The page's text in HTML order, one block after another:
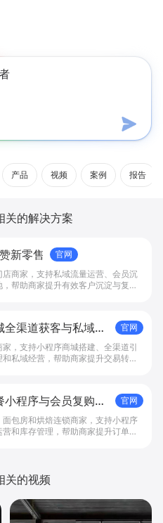
产品 视频 案例 报告
关的解决方案
新零售
官网
商家，支持私域流量运营、会员沉
帮助商家提升有效客户沉淀与复购
渠道获客与私域复
官网
，支持小程序商城搭建、全渠道引
私域经营，帮助商家提升交易转化
程序与会员复购工
官网
包房和烘焙连锁商家，支持小程序
和库存管理，帮助商家提升订单转
关的视频